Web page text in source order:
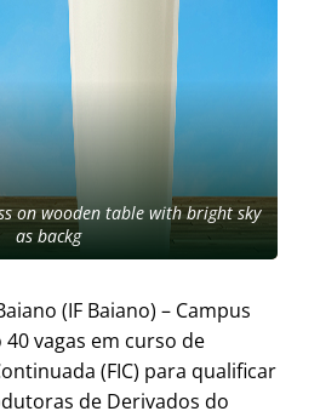
on wooden table with bright sky
as backg
(IF Baiano) – Campus
vagas em curso de
(FIC) para qualificar
de Derivados do